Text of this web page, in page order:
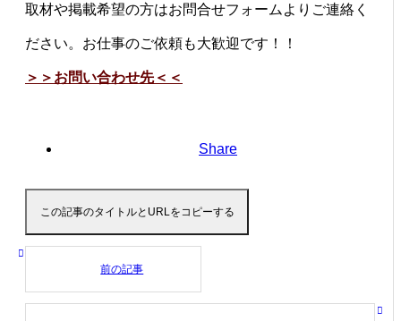
取材や掲載希望の方はお問合せフォームよりご連絡く
ださい。お仕事のご依頼も大歓迎です！！
＞＞お問い合わせ先＜＜
Share
この記事のタイトルとURLをコピーする
前の記事